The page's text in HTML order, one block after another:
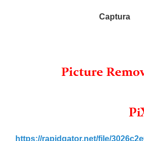
Captura
https://rapidgator.net/file/